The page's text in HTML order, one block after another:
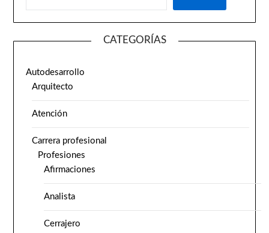
CATEGORÍAS
Autodesarrollo
Arquitecto
Atención
Carrera profesional
Profesiones
Afirmaciones
Analista
Cerrajero